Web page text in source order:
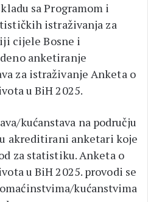
sa Programom i
istraživanja za
cijele Bosne i
anketiranje
za istraživanje Anketa o
u BiH 2025.
kućanstava na području
akreditirani anketari koje
za statistiku. Anketa o
u BiH 2025. provodi se
kućanstvima